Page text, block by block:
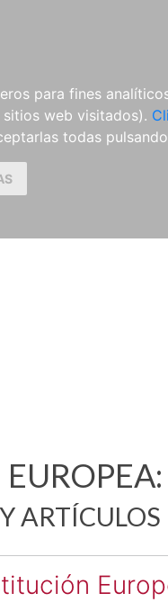
para fines
web visitados).
todas
ARTÍCULOS